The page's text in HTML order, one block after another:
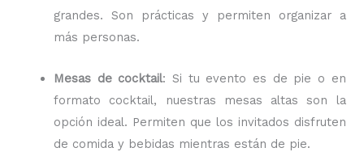
grandes. Son prácticas y permiten organizar a
más personas.
Mesas de cocktail: Si tu evento es de pie o en
formato cocktail, nuestras mesas altas son la
opción ideal. Permiten que los invitados disfruten
de comida y bebidas mientras están de pie.